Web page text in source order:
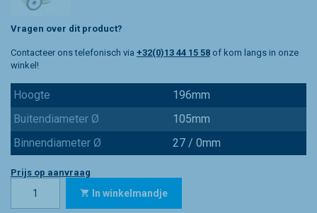
Vragen over dit product?
Contacteer ons telefonisch via +32(0)13 44 15 58 of kom langs in onze
winkel!
Hoogte
196mm
Buitendiameter Ø
105mm
Binnendiameter Ø
27 / 0mm
Prijs op aanvraag
In winkelmandje